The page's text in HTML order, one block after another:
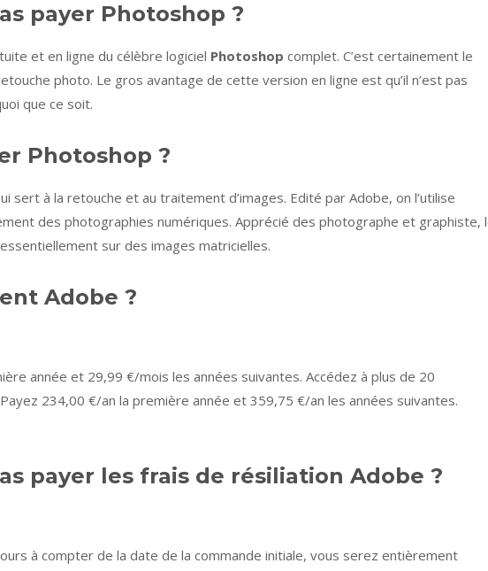
payer Photoshop ?
et en ligne du célèbre logiciel Photoshop complet. C’est certainement le
photo. Le gros avantage de cette version en ligne est qu’il n’est pas
que ce soit.
Photoshop ?
sert à la retouche et au traitement d’images. Edité par Adobe, on l’utilise
des photographies numériques. Apprécié des photographe et graphiste,
sur des images matricielles.
Adobe ?
année et 29,99 €/mois les années suivantes. Accédez à plus de 20
234,00 €/an la première année et 359,75 €/an les années suivantes.
payer les frais de résiliation Adobe ?
à compter de la date de la commande initiale, vous serez entièrement